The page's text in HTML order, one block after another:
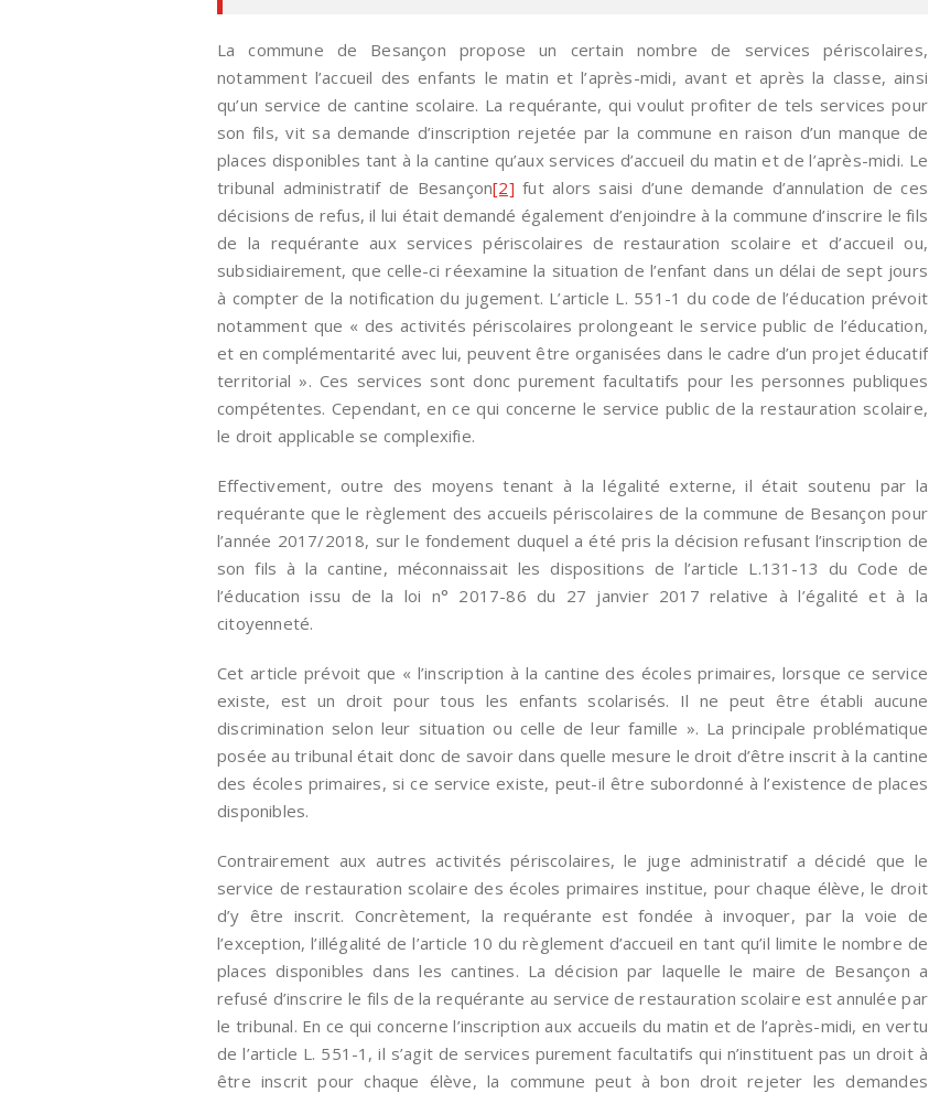
La commune de Besançon propose un certain nombre de services périscolaires,
notamment l’accueil des enfants le matin et l’après-midi, avant et après la classe, ainsi
qu’un service de cantine scolaire. La requérante, qui voulut profiter de tels services pour
son fils, vit sa demande d’inscription rejetée par la commune en raison d’un manque de
places disponibles tant à la cantine qu’aux services d’accueil du matin et de l’après-midi. Le
tribunal administratif de Besançon[2] fut alors saisi d’une demande d’annulation de ces
décisions de refus, il lui était demandé également d’enjoindre à la commune d’inscrire le fils
de la requérante aux services périscolaires de restauration scolaire et d’accueil ou,
subsidiairement, que celle-ci réexamine la situation de l’enfant dans un délai de sept jours
à compter de la notification du jugement. L’article L. 551-1 du code de l’éducation prévoit
notamment que « des activités périscolaires prolongeant le service public de l’éducation,
et en complémentarité avec lui, peuvent être organisées dans le cadre d’un projet éducatif
territorial ». Ces services sont donc purement facultatifs pour les personnes publiques
compétentes. Cependant, en ce qui concerne le service public de la restauration scolaire,
le droit applicable se complexifie.
Effectivement, outre des moyens tenant à la légalité externe, il était soutenu par la
requérante que le règlement des accueils périscolaires de la commune de Besançon pour
l’année 2017/2018, sur le fondement duquel a été pris la décision refusant l’inscription de
son fils à la cantine, méconnaissait les dispositions de l’article L.131-13 du Code de
l’éducation issu de la loi n° 2017-86 du 27 janvier 2017 relative à l’égalité et à la
citoyenneté.
Cet article prévoit que « l’inscription à la cantine des écoles primaires, lorsque ce service
existe, est un droit pour tous les enfants scolarisés. Il ne peut être établi aucune
discrimination selon leur situation ou celle de leur famille ». La principale problématique
posée au tribunal était donc de savoir dans quelle mesure le droit d’être inscrit à la cantine
des écoles primaires, si ce service existe, peut-il être subordonné à l’existence de places
disponibles.
Contrairement aux autres activités périscolaires, le juge administratif a décidé que le
service de restauration scolaire des écoles primaires institue, pour chaque élève, le droit
d’y être inscrit. Concrètement, la requérante est fondée à invoquer, par la voie de
l’exception, l’illégalité de l’article 10 du règlement d’accueil en tant qu’il limite le nombre de
places disponibles dans les cantines. La décision par laquelle le maire de Besançon a
refusé d’inscrire le fils de la requérante au service de restauration scolaire est annulée par
le tribunal. En ce qui concerne l’inscription aux accueils du matin et de l’après-midi, en vertu
de l’article L. 551-1, il s’agit de services purement facultatifs qui n’instituent pas un droit à
être inscrit pour chaque élève, la commune peut à bon droit rejeter les demandes